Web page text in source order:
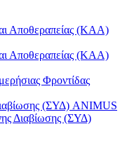
Αποθεραπείας (ΚΑΑ)
Αποθεραπείας (ΚΑΑ)
Φροντίδας
(ΣΥΔ) ANIMUS
Διαβίωσης (ΣΥΔ)